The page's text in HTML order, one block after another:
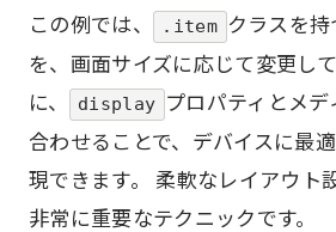
この例では、 .item クラスを
を、画面サイズに応じて変更し
に、
display プロパティとメ
合わせることで、デバイスに最
現できます。 柔軟なレイアウト
非常に重要なテクニックです。